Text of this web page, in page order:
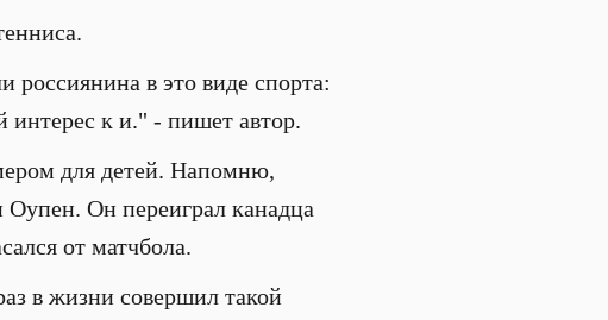
россиянина в это виде спорта:
к и." - пишет автор.
для детей. Напомню,
Он переиграл канадца
от матчбола.
в жизни совершил такой